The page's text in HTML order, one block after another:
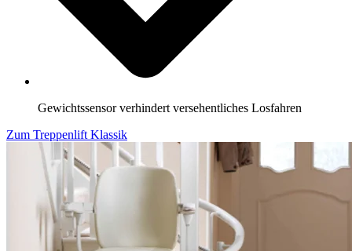
Gewichtssensor verhindert versehentliches Losfahren
Zum Treppenlift Klassik